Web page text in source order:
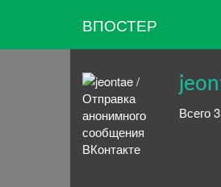
ВПОСТЕР
Всего